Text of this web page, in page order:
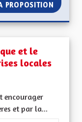
PROPOSITION
et le
locales
encourager
et par la...